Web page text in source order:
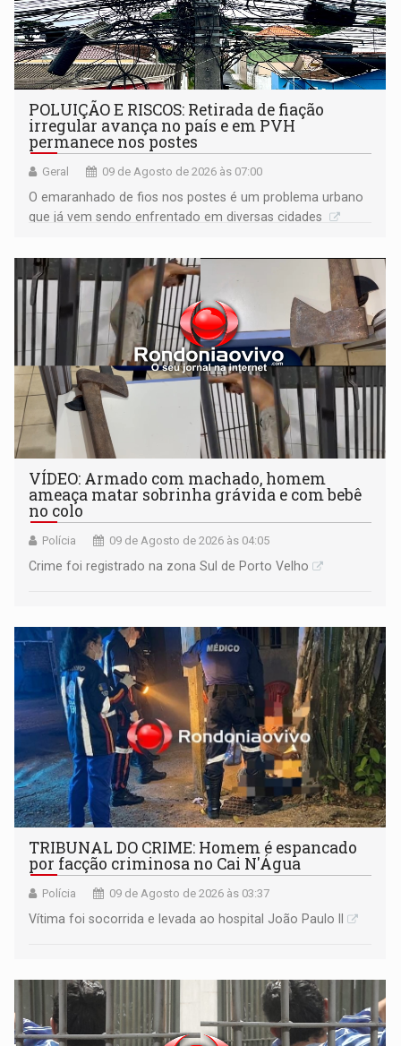
POLUIÇÃO E RISCOS: Retirada de fiação
irregular avança no país e em PVH
permanece nos postes
Geral 09 de Agosto de 2026 às 07:00
O emaranhado de fios nos postes é um problema urbano
que já vem sendo enfrentado em diversas cidades
VÍDEO: Armado com machado, homem
ameaça matar sobrinha grávida e com bebê
no colo
Polícia 09 de Agosto de 2026 às 04:05
Crime foi registrado na zona Sul de Porto Velho
TRIBUNAL DO CRIME: Homem é espancado
por facção criminosa no Cai N'Água
Polícia 09 de Agosto de 2026 às 03:37
Vítima foi socorrida e levada ao hospital João Paulo II